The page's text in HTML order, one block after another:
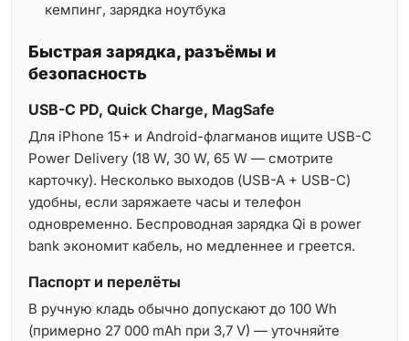
кемпинг, зарядка ноутбука
Быстрая зарядка, разъёмы и
безопасность
USB-C PD, Quick Charge, MagSafe
Для iPhone 15+ и Android-флагманов ищите USB-C
Power Delivery (18 W, 30 W, 65 W — смотрите
карточку). Несколько выходов (USB-A + USB-C)
удобны, если заряжаете часы и телефон
одновременно. Беспроводная зарядка Qi в power
bank экономит кабель, но медленнее и греется.
Паспорт и перелёты
В ручную кладь обычно допускают до 100 Wh
(примерно 27 000 mAh при 3,7 V) — уточняйте